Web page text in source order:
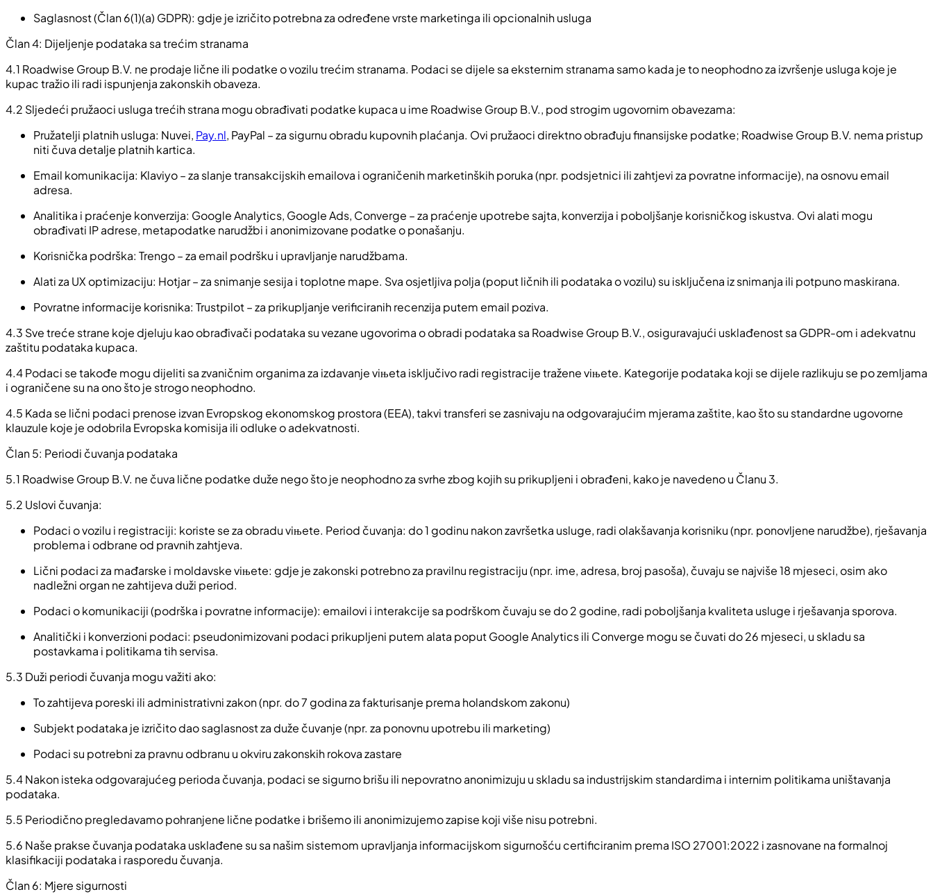
Saglasnost (Član 6(1)(a) GDPR): gdje je izričito potrebna za određene vrste marketinga ili opcionalnih usluga
Član 4: Dijeljenje podataka sa trećim stranama
4.1 Roadwise Group B.V. ne prodaje lične ili podatke o vozilu trećim stranama. Podaci se dijele sa eksternim stranama samo kada je to neophodno za izvršenje usluga koje je
kupac tražio ili radi ispunjenja zakonskih obaveza.
4.2 Sljedeći pružaoci usluga trećih strana mogu obrađivati podatke kupaca u ime Roadwise Group B.V., pod strogim ugovornim obavezama:
Pružatelji platnih usluga: Nuvei, Pay.nl, PayPal – za sigurnu obradu kupovnih plaćanja. Ovi pružaoci direktno obrađuju finansijske podatke; Roadwise Group B.V. nema pristup
niti čuva detalje platnih kartica.
Email komunikacija: Klaviyo – za slanje transakcijskih emailova i ograničenih marketinških poruka (npr. podsjetnici ili zahtjevi za povratne informacije), na osnovu email
adresa.
Analitika i praćenje konverzija: Google Analytics, Google Ads, Converge – za praćenje upotrebe sajta, konverzija i poboljšanje korisničkog iskustva. Ovi alati mogu
obrađivati IP adrese, metapodatke narudžbi i anonimizovane podatke o ponašanju.
Korisnička podrška: Trengo – za email podršku i upravljanje narudžbama.
Alati za UX optimizaciju: Hotjar – za snimanje sesija i toplotne mape. Sva osjetljiva polja (poput ličnih ili podataka o vozilu) su isključena iz snimanja ili potpuno maskirana.
Povratne informacije korisnika: Trustpilot – za prikupljanje verificiranih recenzija putem email poziva.
4.3 Sve treće strane koje djeluju kao obrađivači podataka su vezane ugovorima o obradi podataka sa Roadwise Group B.V., osiguravajući usklađenost sa GDPR-om i adekvatnu
zaštitu podataka kupaca.
4.4 Podaci se takođe mogu dijeliti sa zvaničnim organima za izdavanje viњeta isključivo radi registracije tražene viњete. Kategorije podataka koji se dijele razlikuju se po zemljama
i ograničene su na ono što je strogo neophodno.
4.5 Kada se lični podaci prenose izvan Evropskog ekonomskog prostora (EEA), takvi transferi se zasnivaju na odgovarajućim mjerama zaštite, kao što su standardne ugovorne
klauzule koje je odobrila Evropska komisija ili odluke o adekvatnosti.
Član 5: Periodi čuvanja podataka
5.1 Roadwise Group B.V. ne čuva lične podatke duže nego što je neophodno za svrhe zbog kojih su prikupljeni i obrađeni, kako je navedeno u Članu 3.
5.2 Uslovi čuvanja:
Podaci o vozilu i registraciji: koriste se za obradu viњete. Period čuvanja: do 1 godinu nakon završetka usluge, radi olakšavanja korisniku (npr. ponovljene narudžbe), rješavanja
problema i odbrane od pravnih zahtjeva.
Lični podaci za mađarske i moldavske viњete: gdje je zakonski potrebno za pravilnu registraciju (npr. ime, adresa, broj pasoša), čuvaju se najviše 18 mjeseci, osim ako
nadležni organ ne zahtijeva duži period.
Podaci o komunikaciji (podrška i povratne informacije): emailovi i interakcije sa podrškom čuvaju se do 2 godine, radi poboljšanja kvaliteta usluge i rješavanja sporova.
Analitički i konverzioni podaci: pseudonimizovani podaci prikupljeni putem alata poput Google Analytics ili Converge mogu se čuvati do 26 mjeseci, u skladu sa
postavkama i politikama tih servisa.
5.3 Duži periodi čuvanja mogu važiti ako:
To zahtijeva poreski ili administrativni zakon (npr. do 7 godina za fakturisanje prema holandskom zakonu)
Subjekt podataka je izričito dao saglasnost za duže čuvanje (npr. za ponovnu upotrebu ili marketing)
Podaci su potrebni za pravnu odbranu u okviru zakonskih rokova zastare
5.4 Nakon isteka odgovarajućeg perioda čuvanja, podaci se sigurno brišu ili nepovratno anonimizuju u skladu sa industrijskim standardima i internim politikama uništavanja
podataka.
5.5 Periodično pregledavamo pohranjene lične podatke i brišemo ili anonimizujemo zapise koji više nisu potrebni.
5.6 Naše prakse čuvanja podataka usklađene su sa našim sistemom upravljanja informacijskom sigurnošću certificiranim prema ISO 27001:2022 i zasnovane na formalnoj
klasifikaciji podataka i rasporedu čuvanja.
Član 6: Mjere sigurnosti